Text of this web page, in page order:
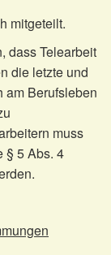
mitgeteilt.
dass Telearbeit
die letzte und
am Berufsleben
muss
§ 5 Abs. 4